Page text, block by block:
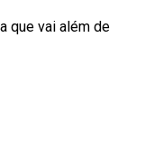
que vai além de